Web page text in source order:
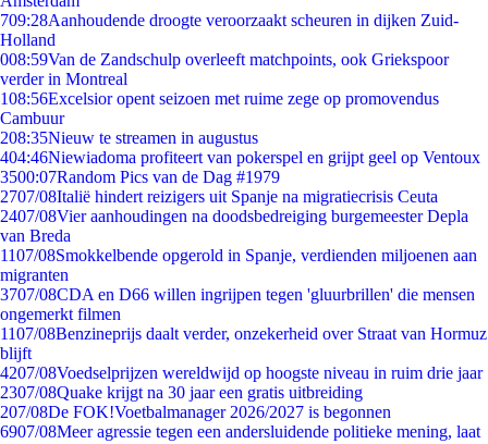
709:28Aanhoudende droogte veroorzaakt scheuren in dijken Zuid-
Holland
008:59Van de Zandschulp overleeft matchpoints, ook Griekspoor
verder in Montreal
108:56Excelsior opent seizoen met ruime zege op promovendus
Cambuur
208:35Nieuw te streamen in augustus
404:46Niewiadoma profiteert van pokerspel en grijpt geel op Ventoux
3500:07Random Pics van de Dag #1979
2707/08Italië hindert reizigers uit Spanje na migratiecrisis Ceuta
2407/08Vier aanhoudingen na doodsbedreiging burgemeester Depla
van Breda
1107/08Smokkelbende opgerold in Spanje, verdienden miljoenen aan
migranten
3707/08CDA en D66 willen ingrijpen tegen 'gluurbrillen' die mensen
ongemerkt filmen
1107/08Benzineprijs daalt verder, onzekerheid over Straat van Hormuz
blijft
4207/08Voedselprijzen wereldwijd op hoogste niveau in ruim drie jaar
2307/08Quake krijgt na 30 jaar een gratis uitbreiding
207/08De FOK!Voetbalmanager 2026/2027 is begonnen
6907/08Meer agressie tegen een andersluidende politieke mening, laat